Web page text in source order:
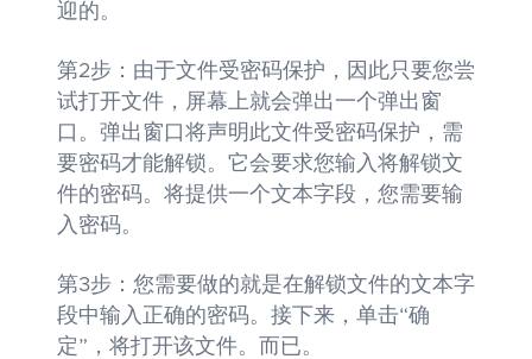
迎的。
第2步：由于文件受密码保护，因此只要您尝
试打开文件，屏幕上就会弹出一个弹出窗
口。弹出窗口将声明此文件受密码保护，需
要密码才能解锁。它会要求您输入将解锁文
件的密码。将提供一个文本字段，您需要输
入密码。
第3步：您需要做的就是在解锁文件的文本字
段中输入正确的密码。接下来，单击“确
定”，将打开该文件。而已。